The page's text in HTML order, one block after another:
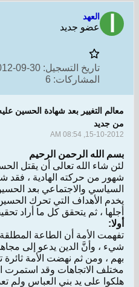
العهد
عضو جديد
تاريخ التسجيل: 30-09-2012
المشاركات: 6
معالم التغيير بعد شهادة الحسين
من جديد
15-10-2012, 08:54 AM
بسم الله الرحمن الرحيم
لئن شاء الله تعالى أن يقتل
شهور من حركته الهادية ، فقد
السياسي والاجتماعي بعد
يخدم الأهداف التي تحرك
أجلها ، ثم يتحقق كل ما أراد
أولا:
تفهمت الأمة أن الطاعة
شيء ، وأنَّ الدين يدعو إلى
بهم ، ومن ثم نهضت الأمة ثائرة
مختلف الاتجاهات وقد استمرت
هلكوا على يد بني العباس ولم